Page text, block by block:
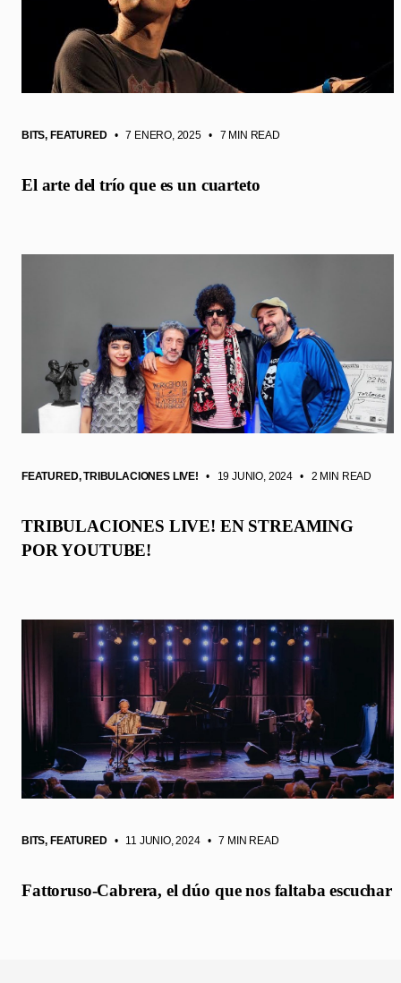
BITS, FEATURED • 7 ENERO, 2025 • 7 MIN READ
El arte del trío que es un cuarteto
FEATURED,TRIBULACIONES LIVE! • 19 JUNIO, 2024 • 2 MIN READ
TRIBULACIONES LIVE! EN STREAMING
POR YOUTUBE!
BITS, FEATURED • 11 JUNIO, 2024 • 7 MIN READ
Fattoruso-Cabrera, el dúo que nos faltaba escuchar